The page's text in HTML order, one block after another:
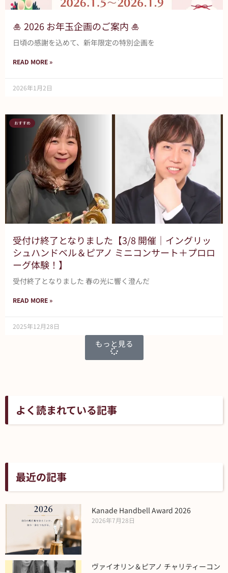
🎍 2026 お年玉企画のご案内 🎍
日頃の感謝を込めて、新年限定の特別企画を
READ MORE »
2026年1月2日
おすすめ
受付け終了となりました【3/8 開催｜イングリッ
シュハンドベル＆ピアノ ミニコンサート＋プロロ
ーグ体験！】
受付終了となりました 春の光に響く澄んだ
READ MORE »
2025年12月28日
もっと見る
よく読まれている記事
最近の記事
Kanade Handbell Award 2026
2026年7月28日
ヴァイオリン＆ピアノ チャリティーコン